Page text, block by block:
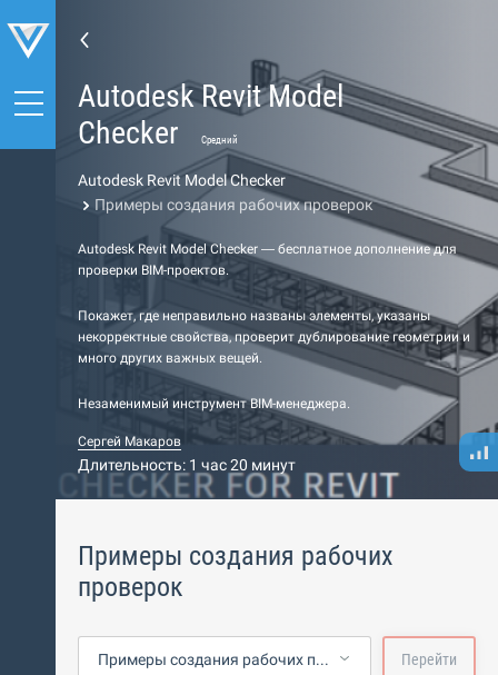
Autodesk Revit Model
Checker
Средний
Autodesk Revit Model Checker
Примеры создания рабочих проверок
Autodesk Revit Model Checker — бесплатное дополнение для
проверки BIM-проектов.
Покажет, где неправильно названы элементы, указаны
некорректные свойства, проверит дублирование геометрии и
много других важных вещей.
Незаменимый инструмент BIM-менеджера.
Сергей Макаров
Длительность: 1 час 20 минут
Примеры создания рабочих
проверок
Примеры создания рабочих проверок Перейти